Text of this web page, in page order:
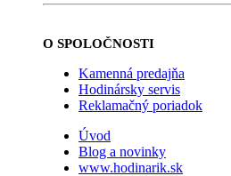
O SPOLOČNOSTI
Kamenná predajňa
Hodinársky servis
Reklamačný poriadok
Úvod
Blog a novinky
www.hodinarik.sk